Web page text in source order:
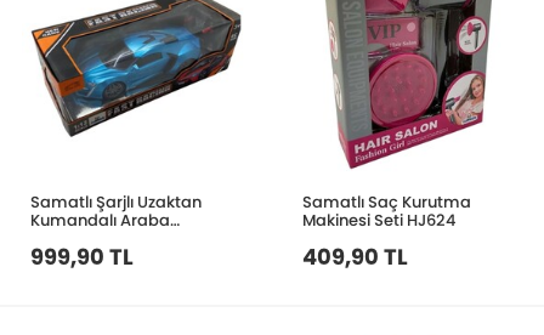
Samatlı Şarjlı Uzaktan
Kumandalı Araba
999,90 TL
Samatlı Saç Kurutma
Makinesi Seti HJ624
409,90 TL